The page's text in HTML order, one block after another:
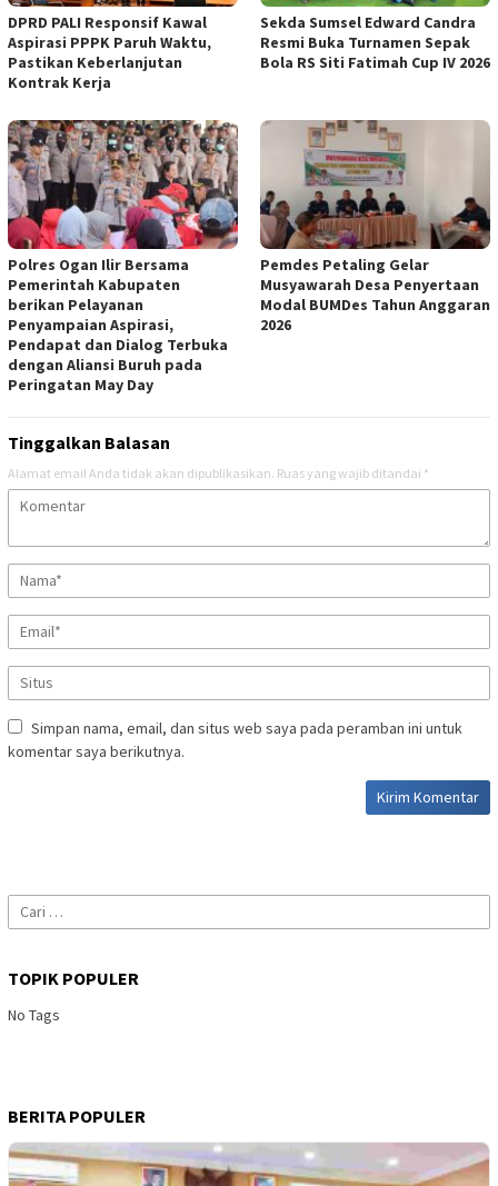
DPRD PALI Responsif Kawal
Aspirasi PPPK Paruh Waktu,
Pastikan Keberlanjutan
Kontrak Kerja
Sekda Sumsel Edward Candra
Resmi Buka Turnamen Sepak
Bola RS Siti Fatimah Cup IV 2026
Polres Ogan Ilir Bersama
Pemerintah Kabupaten
berikan Pelayanan
Penyampaian Aspirasi,
Pendapat dan Dialog Terbuka
dengan Aliansi Buruh pada
Peringatan May Day
Pemdes Petaling Gelar
Musyawarah Desa Penyertaan
Modal BUMDes Tahun Anggaran
2026
Tinggalkan Balasan
Alamat email Anda tidak akan dipublikasikan. Ruas yang wajib ditandai *
Simpan nama, email, dan situs web saya pada peramban ini untuk
komentar saya berikutnya.
Cari
untuk:
TOPIK POPULER
No Tags
BERITA POPULER